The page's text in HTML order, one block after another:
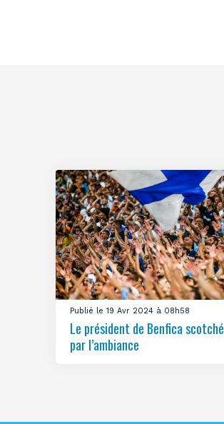
Publié le 19 Avr 2024 à 08h58
Le président de Benfica scotché
par l’ambiance